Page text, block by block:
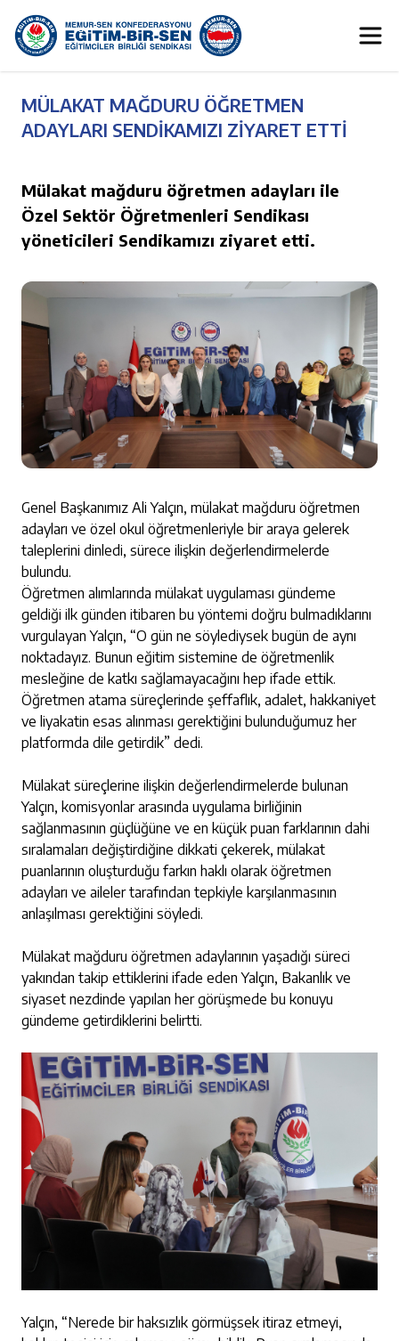
MÜLAKAT MAĞDURU ÖĞRETMEN
ADAYLARI SENDİKAMIZI ZİYARET ETTİ
Mülakat mağduru öğretmen adayları ile
Özel Sektör Öğretmenleri Sendikası
yöneticileri Sendikamızı ziyaret etti.
Genel Başkanımız Ali Yalçın, mülakat mağduru öğretmen
adayları ve özel okul öğretmenleriyle bir araya gelerek
taleplerini dinledi, sürece ilişkin değerlendirmelerde
bulundu.
Öğretmen alımlarında mülakat uygulaması gündeme
geldiği ilk günden itibaren bu yöntemi doğru bulmadıklarını
vurgulayan Yalçın, “O gün ne söylediysek bugün de aynı
noktadayız. Bunun eğitim sistemine de öğretmenlik
mesleğine de katkı sağlamayacağını hep ifade ettik.
Öğretmen atama süreçlerinde şeffaflık, adalet, hakkaniyet
ve liyakatin esas alınması gerektiğini bulunduğumuz her
platformda dile getirdik” dedi.
Mülakat süreçlerine ilişkin değerlendirmelerde bulunan
Yalçın, komisyonlar arasında uygulama birliğinin
sağlanmasının güçlüğüne ve en küçük puan farklarının dahi
sıralamaları değiştirdiğine dikkati çekerek, mülakat
puanlarının oluşturduğu farkın haklı olarak öğretmen
adayları ve aileler tarafından tepkiyle karşılanmasının
anlaşılması gerektiğini söyledi.
Mülakat mağduru öğretmen adaylarının yaşadığı süreci
yakından takip ettiklerini ifade eden Yalçın, Bakanlık ve
siyaset nezdinde yapılan her görüşmede bu konuyu
gündeme getirdiklerini belirtti.
Yalçın, “Nerede bir haksızlık görmüşsek itiraz etmeyi,